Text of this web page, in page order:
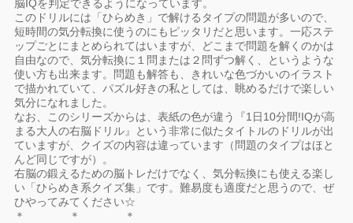
脳IQを判定できるようになっています。
このドリルには「ひらめき」で解けるタイプの問題が多いので、
短時間の気分転換に使うのにもピッタリだと思います。一応ステ
ップごとにまとめられてはいますが、どこまで問題を解くのかは
自由なので、気分転換に１問または２問ずつ解く、というような
使い方も出来ます。問題も解答も、きれいな色づかいのイラスト
で描かれていて、パズル好きの私としては、眺めるだけで楽しい
気分になれました。
なお、このシリーズからは、表紙の色が違う『1日10分間!IQが高
まる大人の右脳ドリル』という非常に似たタイトルのドリルが出
ていますが、クイズの内容は違っています（問題のタイプはほと
んど同じですが）。
右脳の鍛えるための脳トレだけでなく、気分転換にも使える楽し
い「ひらめき系クイズ集」です。難易度も適度だと思うので、ぜ
ひやってみてください☆
＊ ＊ ＊